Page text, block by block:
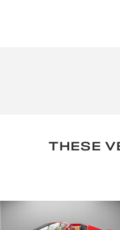
THESE